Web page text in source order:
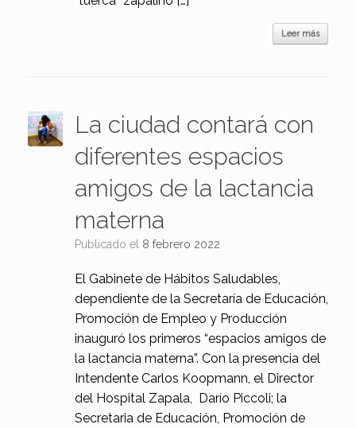
Leer más
La ciudad contará con
diferentes espacios
amigos de la lactancia
materna
Publicado el 8 febrero 2022
El Gabinete de Hábitos Saludables,
dependiente de la Secretaría de Educación,
Promoción de Empleo y Producción
inauguró los primeros “espacios amigos de
la lactancia materna”. Con la presencia del
Intendente Carlos Koopmann, el Director
del Hospital Zapala, Darío Piccoli; la
Secretaria de Educación, Promoción de